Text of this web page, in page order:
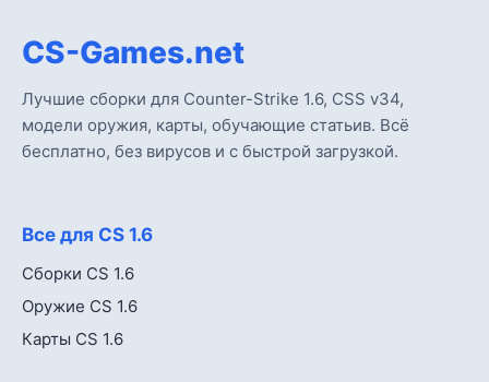
CS-Games.net
Лучшие сборки для Counter-Strike 1.6, CSS v34,
модели оружия, карты, обучающие статьив. Всё
бесплатно, без вирусов и с быстрой загрузкой.
Все для CS 1.6
Сборки CS 1.6
Оружие CS 1.6
Карты CS 1.6